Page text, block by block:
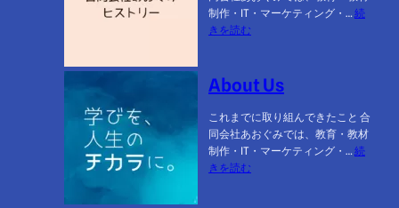
支
制作・IT・マーケティング・…続
きを読む
実
績
About Us
これまでに取り組んできたこと 合
同会社あおぐみでは、教育・教材
制作・IT・マーケティング・…続
きを読む